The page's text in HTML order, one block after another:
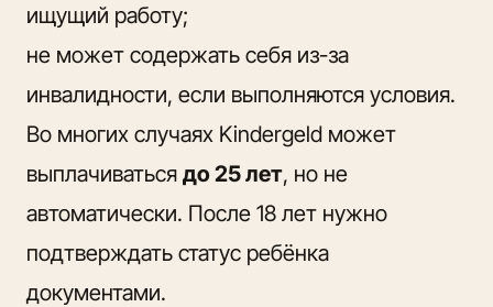
ищущий работу;
не может содержать себя из-за
инвалидности, если выполняются условия.
Во многих случаях Kindergeld может
выплачиваться до 25 лет, но не
автоматически. После 18 лет нужно
подтверждать статус ребёнка
документами.